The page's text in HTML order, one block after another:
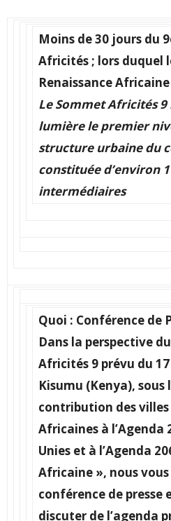
Moins de 30 jours du
Africités ; lors duquel
Renaissance
Le Sommet Africités
lumière le premier
structure urbaine du
constituée d’environ
intermédiaires
Quoi : Conférence de
Dans la perspective
Africités 9 prévu du
Kisumu (Kenya), sous
contribution des
Africaines à l’Agenda
Unies et à l’Agenda
Africaine », nous
conférence de presse
discuter de l’agenda